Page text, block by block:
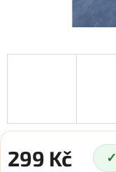
299 Kč